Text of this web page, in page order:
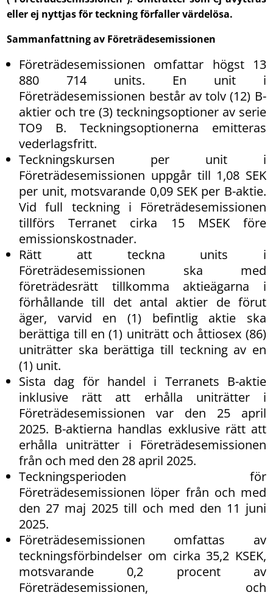
eller ej nyttjas för teckning förfaller värdelösa.
Sammanfattning av Företrädesemissionen
Företrädesemissionen omfattar högst 13
880 714 units. En unit i
Företrädesemissionen består av tolv (12) B-
aktier och tre (3) teckningsoptioner av serie
TO9 B. Teckningsoptionerna emitteras
vederlagsfritt.
Teckningskursen per unit i
Företrädesemissionen uppgår till 1,08 SEK
per unit, motsvarande 0,09 SEK per B-aktie.
Vid full teckning i Företrädesemissionen
tillförs Terranet cirka 15 MSEK före
emissionskostnader.
Rätt att teckna units i
Företrädesemissionen ska med
företrädesrätt tillkomma aktieägarna i
förhållande till det antal aktier de förut
äger, varvid en (1) befintlig aktie ska
berättiga till en (1) uniträtt och åttiosex (86)
uniträtter ska berättiga till teckning av en
(1) unit.
Sista dag för handel i Terranets B-aktie
inklusive rätt att erhålla uniträtter i
Företrädesemissionen var den 25 april
2025. B-aktierna handlas exklusive rätt att
erhålla uniträtter i Företrädesemissionen
från och med den 28 april 2025.
Teckningsperioden för
Företrädesemissionen löper från och med
den 27 maj 2025 till och med den 11 juni
2025.
Företrädesemissionen omfattas av
teckningsförbindelser om cirka 35,2 KSEK,
motsvarande 0,2 procent av
Företrädesemissionen, och